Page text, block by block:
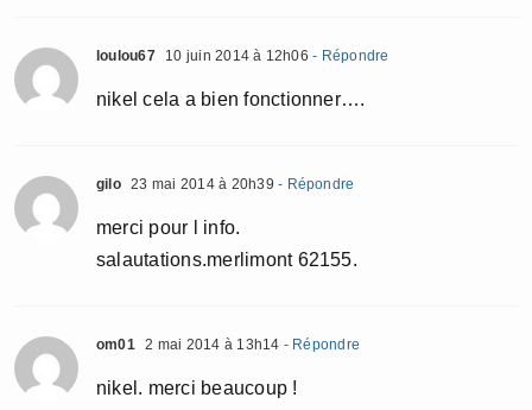
loulou67 10 juin 2014 à 12h06 - Répondre
nikel cela a bien fonctionner….
gilo 23 mai 2014 à 20h39 - Répondre
merci pour l info.
salautations.merlimont 62155.
om01 2 mai 2014 à 13h14 - Répondre
nikel. merci beaucoup !